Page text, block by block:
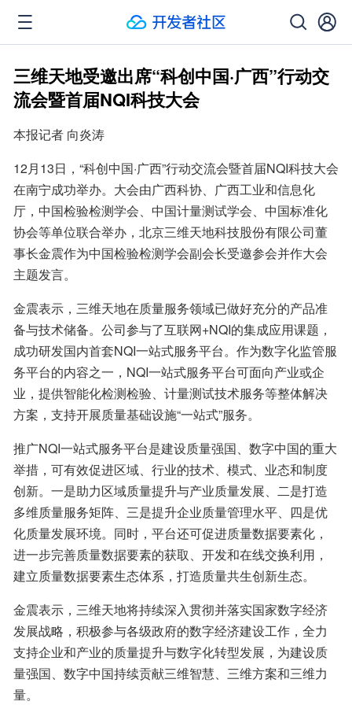
三维天地受邀出席“科创中国·广西”行动交
流会暨首届NQI科技大会
本报记者 向炎涛
12月13日，“科创中国·广西”行动交流会暨首届NQI科技大会
在南宁成功举办。大会由广西科协、广西工业和信息化
厅，中国检验检测学会、中国计量测试学会、中国标准化
协会等单位联合举办，北京三维天地科技股份有限公司董
事长金震作为中国检验检测学会副会长受邀参会并作大会
主题发言。
金震表示，三维天地在质量服务领域已做好充分的产品准
备与技术储备。公司参与了互联网+NQI的集成应用课题，
成功研发国内首套NQI一站式服务平台。作为数字化监管服
务平台的内容之一，NQI一站式服务平台可面向产业或企
业，提供智能化检测检验、计量测试技术服务等整体解决
方案，支持开展质量基础设施“一站式”服务。
推广NQI一站式服务平台是建设质量强国、数字中国的重大
举措，可有效促进区域、行业的技术、模式、业态和制度
创新。一是助力区域质量提升与产业质量发展、二是打造
多维质量服务矩阵、三是提升企业质量管理水平、四是优
化质量发展环境。同时，平台还可促进质量数据要素化，
进一步完善质量数据要素的获取、开发和在线交换利用，
建立质量数据要素生态体系，打造质量共生创新生态。
金震表示，三维天地将持续深入贯彻并落实国家数字经济
发展战略，积极参与各级政府的数字经济建设工作，全力
支持企业和产业的质量提升与数字化转型发展，为建设质
量强国、数字中国持续贡献三维智慧、三维方案和三维力
量。